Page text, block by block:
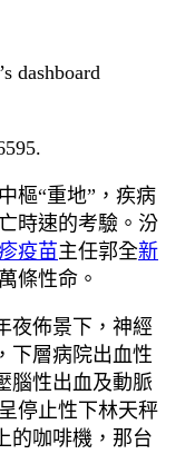
’s dashboard
樞“重地”，疾病
時速的考驗。汾
疫苗主任郭全新
條性命。
夜佈景下，神經
下層病院出血性
腦性出血及動脈
停止性下林天秤
的咖啡機，那台